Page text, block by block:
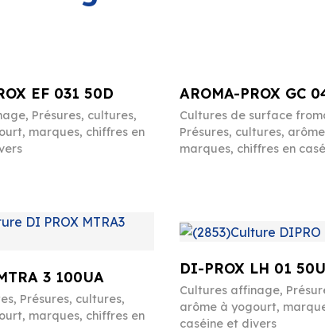
EF 031 50D
, Présures, cultures,
marques, chiffres en
AROMA-PROX GC
Cultures de surface
Présures, cultures,
marques, chiffres en
3 100UA
, Présures, cultures,
marques, chiffres en
DI-PROX LH 01
Cultures affinage,
arôme à yogourt,
caséine et divers